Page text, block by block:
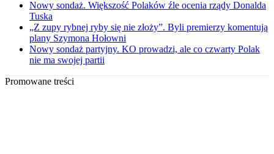
Nowy sondaż. Większość Polaków źle ocenia rządy Donalda
Tuska
„Z zupy rybnej ryby się nie złoży”. Byli premierzy komentują
plany Szymona Hołowni
Nowy sondaż partyjny. KO prowadzi, ale co czwarty Polak
nie ma swojej partii
Promowane treści